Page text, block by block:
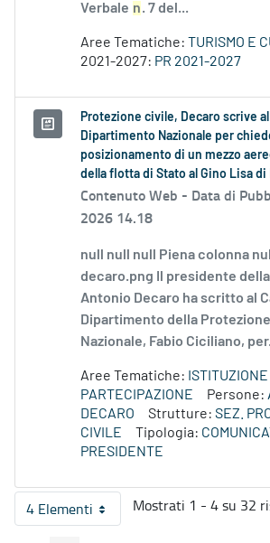
Verbale n. 7 del...
Aree Tematiche: TURISMO E
2021-2027: PR 2021-2027
Protezione civile, Decaro scrive
Dipartimento Nazionale per
posizionamento di un mezzo
della flotta di Stato al Gino Lisa di
Contenuto Web - Data di
2026 14.18
null null null Piena colonna
decaro.png Il presidente
Antonio Decaro ha scritto al
Dipartimento della
Nazionale, Fabio Ciciliano,
Aree Tematiche: ISTITUZIONE
PARTECIPAZIONE
Persone:
DECARO
Strutture: SEZ.
CIVILE
Tipologia:
PRESIDENTE
4 ElementiPer pagina
Mostrati 1 - 4 su 32